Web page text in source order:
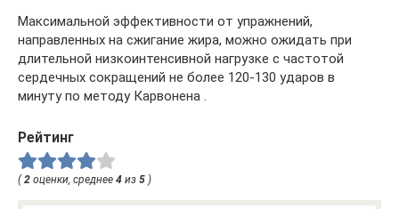
Максимальной эффективности от упражнений,
направленных на сжигание жира, можно ожидать при
длительной низкоинтенсивной нагрузке с частотой
сердечных сокращений не более 120-130 ударов в
минуту по методу Карвонена .
Рейтинг
(2 оценки, среднее 4 из 5 )